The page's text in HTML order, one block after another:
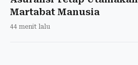
Martabat Manusia
44 menit lalu